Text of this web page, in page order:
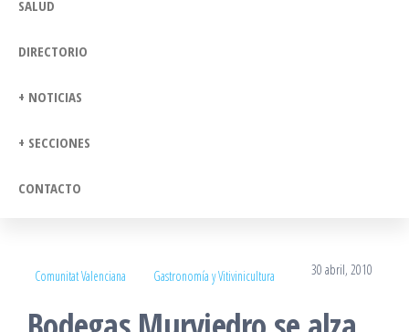
SALUD
DIRECTORIO
+ NOTICIAS
+ SECCIONES
CONTACTO
Comunitat Valenciana Gastronomía y Vitivinicultura 30 abril, 2010